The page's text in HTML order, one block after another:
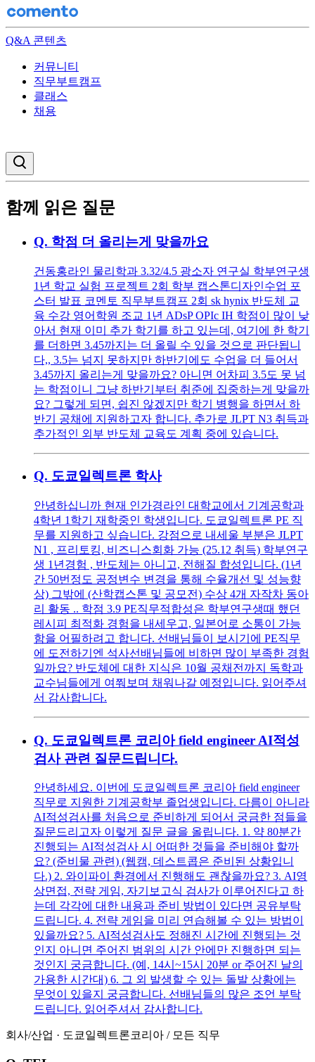
Q&A 콘텐츠
커뮤니티
직무부트캠프
클래스
채용
함께 읽은 질문
Q. 학점 더 올리는게 맞을까요
건동홍라인 물리학과 3.32/4.5 광소자 연구실 학부연구생
1년 학교 실험 프로젝트 2회 학부 캡스톤디자인수업 포
스터 발표 코멘토 직무부트캠프 2회 sk hynix 반도체 교
육 수강 영어학원 조교 1년 ADsP OPIc IH 학점이 많이 낮
아서 현재 이미 추가 학기를 하고 있는데, 여기에 한 학기
를 더하면 3.45까지는 더 올릴 수 있을 것으로 판단됩니
다,, 3.5는 넘지 못하지만 하반기에도 수업을 더 들어서
3.45까지 올리는게 맞을까요? 아니면 어차피 3.5도 못 넘
는 학점이니 그냥 하반기부터 취준에 집중하는게 맞을까
요? 그렇게 되면, 쉽진 않겠지만 학기 병행을 하면서 하
반기 공채에 지원하고자 합니다. 추가로 JLPT N3 취득과
추가적인 외부 반도체 교육도 계획 중에 있습니다.
Q. 도쿄일렉트론 학사
안녕하십니까 현재 인가경라인 대학교에서 기계공학과
4학년 1학기 재학중인 학생입니다. 도쿄일렉트론 PE 직
무를 지원하고 싶습니다. 강점으로 내세울 부분은 JLPT
N1 , 프리토킹, 비즈니스회화 가능 (25.12 취득) 학부연구
생 1년경험 , 반도체는 아니고, 전해질 합성입니다. (1년
간 50번정도 공정변수 변경을 통해 수율개선 및 성능향
상) 그밖에 (산학캡스톤 및 공모전) 수상 4개 자작차 동아
리 활동 .. 학점 3.9 PE직무적합성은 학부연구생때 했던
레시피 최적화 경험을 내세우고, 일본어로 소통이 가능
함을 어필하려고 합니다. 선배님들이 보시기에 PE직무
에 도전하기엔 석사선배님들에 비하면 많이 부족한 경험
일까요? 반도체에 대한 지식은 10월 공채전까지 독학과
교수님들에게 여쭤보며 채워나갈 예정입니다. 읽어주셔
서 감사합니다.
Q. 도쿄일렉트론 코리아 field engineer AI적성
검사 관련 질문드립니다.
안녕하세요. 이번에 도쿄일렉트론 코리아 field engineer
직무로 지원한 기계공학부 졸업생입니다. 다름이 아니라
AI적성검사를 처음으로 준비하게 되어서 궁금한 점들을
질문드리고자 이렇게 질문 글을 올립니다. 1. 약 80분간
진행되는 AI적성검사 시 어떠한 것들을 준비해야 할까
요? (준비물 관련) (웹캠, 데스트콥은 준비된 상황입니
다.) 2. 와이파이 환경에서 진행해도 괜찮을까요? 3. AI영
상면접, 전략 게임, 자기보고식 검사가 이루어진다고 하
는데 각각에 대한 내용과 준비 방법이 있다면 공유부탁
드립니다. 4. 전략 게임을 미리 연습해볼 수 있는 방법이
있을까요? 5. AI적성검사도 정해진 시간에 진행되는 것
인지 아니면 주어진 범위의 시간 안에만 진행하면 되는
것인지 궁금합니다. (예, 14시~15시 20분 or 주어진 날의
가용한 시간대) 6. 그 외 발생할 수 있는 돌발 상황에는
무엇이 있을지 궁금합니다. 선배님들의 많은 조언 부탁
드립니다. 읽어주셔서 감사합니다.
회사/산업 · 도쿄일렉트론코리아 / 모든 직무